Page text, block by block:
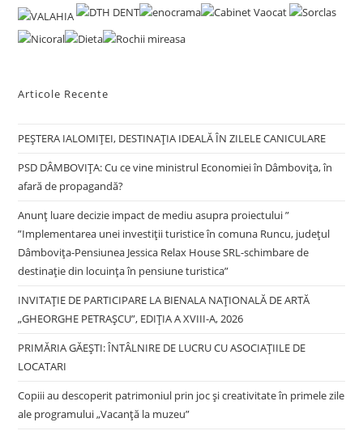
Articole Recente
PEȘTERA IALOMIȚEI, DESTINAȚIA IDEALĂ ÎN ZILELE CANICULARE
PSD DÂMBOVIȚA: Cu ce vine ministrul Economiei în Dâmbovița, în
afară de propagandă?
Anunț luare decizie impact de mediu asupra proiectului ”
”Implementarea unei investiții turistice în comuna Runcu, județul
Dâmbovița-Pensiunea Jessica Relax House SRL-schimbare de
destinație din locuința în pensiune turistica”
INVITAȚIE DE PARTICIPARE LA BIENALA NAȚIONALĂ DE ARTĂ
„GHEORGHE PETRAȘCU”, EDIŢIA A XVIII-A, 2026
PRIMĂRIA GĂEȘTI: ÎNTÂLNIRE DE LUCRU CU ASOCIAȚIILE DE
LOCATARI
Copiii au descoperit patrimoniul prin joc și creativitate în primele zile
ale programului „Vacanță la muzeu”